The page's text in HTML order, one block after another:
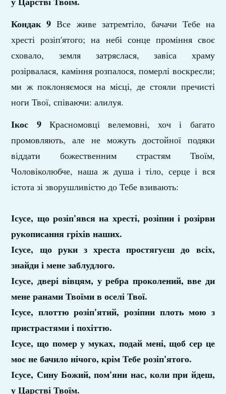
Кондак 9 Все живе затремтіло, бачачи Тебе на
хресті розіп'ятого; на небі сонце проміння своє
схова­ло, земля затряслася, завіса храму
розірвалася, каміння розпалося, померлі воскресли;
ми ж по­клоняємося на місці, де стояли пречисті
ноги Твої, співаючи: алилуя.
Ікос 9Красномовці велемовні, хоч і багато
промов­ляють, але не можуть достойної подяки
віддати божественним страстям Твоїм,
Чоловіколюбче, наша ж душа і тіло, серце і вся
істота зі зворуш­ливістю до Тебе взивають:
Ісусе, що розіп'явся на хресті, розіпни і розір­ви
рукописання гріхів наших.
Ісусе, що руки з хреста простягуєш до всіх,
знайди і мене заблудлого.
Ісусе, двері вівцям, у ребра проколений, вве­ ди
мене ранами Твоїми в оселі Твої.
Ісусе, плоттю розіп'ятий, розіпни плоть мою з
пристрастями і похіттю.
Ісусе, що помер у муках, подай мені, щоб сер­ це
моє не бачило нічого, крім Тебе розіп'ятого.
Ісусе, Сину Божий, пом'яни нас, коли при­ йдеш,
у Царстві Твоїм.